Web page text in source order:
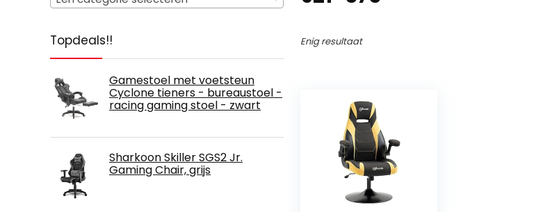
Topdeals!!
Gamestoel met voetsteun
Cyclone tieners - bureaustoel -
racing gaming stoel - zwart
Sharkoon Skiller SGS2 Jr.
Gaming Chair, grijs
Enig resultaat